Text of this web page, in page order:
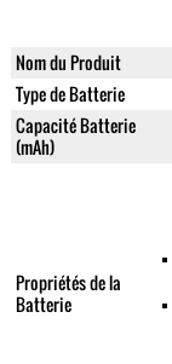
Nom du Produit
Type de Batterie
Capacité Batterie
(mAh)
Propriétés de la
Batterie